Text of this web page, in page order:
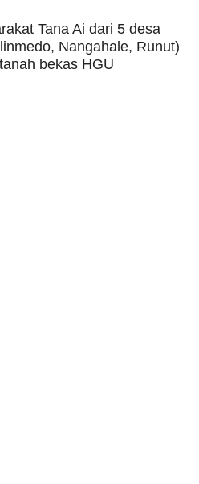
Tana Ai dari 5 desa
Nangahale, Runut)
bekas HGU